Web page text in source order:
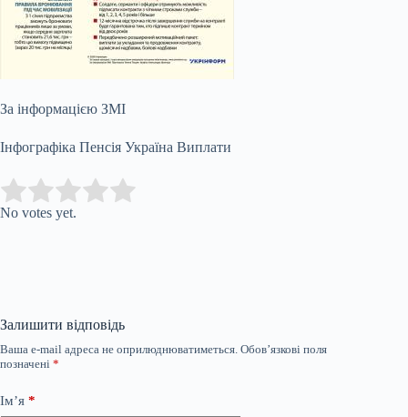
За інформацією ЗМІ
Інфографіка Пенсія Україна Виплати
Rate this item:
No votes yet.
Залишити відповідь
Ваша e-mail адреса не оприлюднюватиметься. Обов’язкові поля
позначені *
Ім’я *